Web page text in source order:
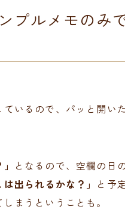
プルメモのみ
ているので、パッと開い
となるので、空欄の日
出られるかな？」 と予
まうということも。